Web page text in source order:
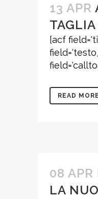
13 APR
TAGLIA
[acf
READ MORE
08 APR
LA